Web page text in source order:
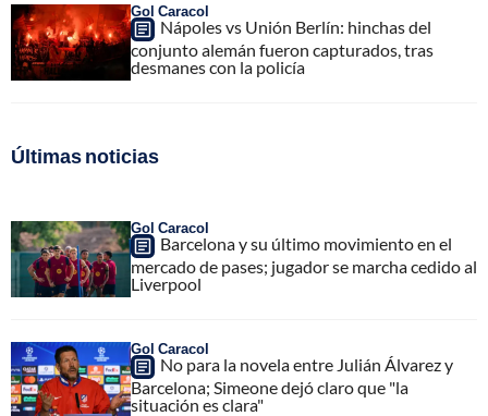
Gol Caracol
Nápoles vs Unión Berlín: hinchas del
conjunto alemán fueron capturados, tras
desmanes con la policía
Últimas noticias
Gol Caracol
Barcelona y su último movimiento en el
mercado de pases; jugador se marcha cedido al
Liverpool
Gol Caracol
No para la novela entre Julián Álvarez y
Barcelona; Simeone dejó claro que "la
situación es clara"